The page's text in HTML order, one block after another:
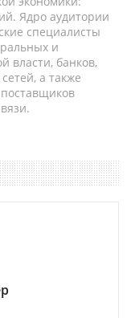
Ядро аудитории
специалисты
и
власти, банков,
а также